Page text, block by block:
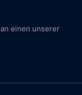
einen unserer